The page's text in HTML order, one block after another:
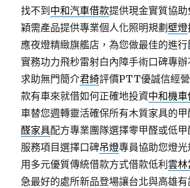
找不到 中和汽車借款提供現金實質協
穎需產品提供專業個人化照明規劃壁燈
應夜燈精緻旗艦店，為您做最佳的進
實務功力飛秒雷射白內障手術口碑專
求助無門簡介君綺評價PTT優誠信經
款有車來就借如何正確地投資中和機
車替您週轉靈活確保所有木質家具的
醛家具配方專業團隊選擇零甲醛或低甲
服務項目選擇口碑吊燈專員協助您燈
用多元優質傳統借款方式借款低利雲
急最好的處所新品登場讓台北與高雄